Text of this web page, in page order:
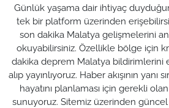
Günlük yaşama dair ihtiyaç
tek bir platform üzerinden
son dakika Malatya gelişmelerini
okuyabilirsiniz. Özellikle bölge için
dakika deprem Malatya bildirimlerini
alıp yayınlıyoruz. Haber akışının yanı
hayatını planlaması için gerekli
sunuyoruz. Sitemiz üzerinden